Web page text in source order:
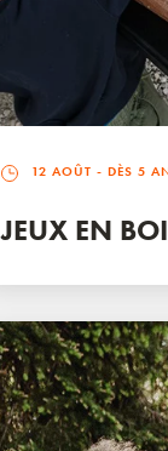
12 AOÛT - DÈS 5
JEUX EN